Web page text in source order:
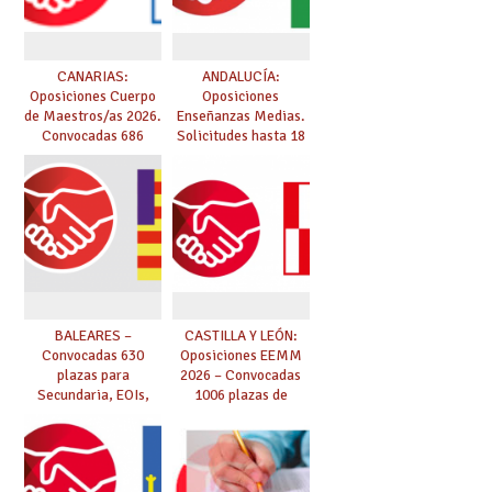
CANARIAS:
Oposiciones Cuerpo
de Maestros/as 2026.
Convocadas 686
plazas. Solicitudes
del 26 de marzo al 24
de abril.
ANDALUCÍA:
Oposiciones
Enseñanzas Medias.
Solicitudes hasta 18
BALEARES –
Convocadas 630
plazas para
Secundaria, EOIs,
Conservatorios y FP
CASTILLA Y LEÓN:
Oposiciones EEMM
2026 – Convocadas
1006 plazas de
Conservatorios
(solicitudes del 15 de
enero al 4 de febrero)